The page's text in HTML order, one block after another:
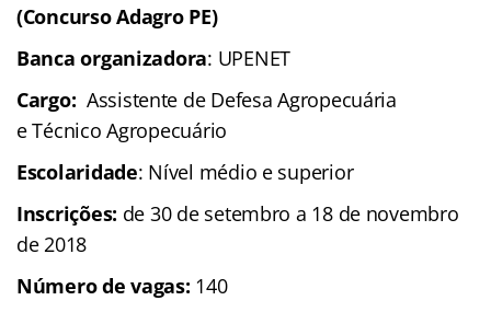
(Concurso Adagro PE)
Banca organizadora: UPENET
Cargo: Assistente de Defesa Agropecuária
e Técnico Agropecuário
Escolaridade: Nível médio e superior
Inscrições: de 30 de setembro a 18 de novembro
de 2018
Número de vagas: 140